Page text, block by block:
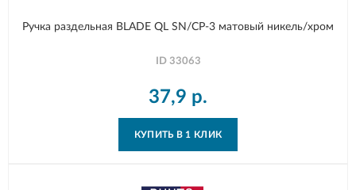
Ручка раздельная BLADE QL SN/CP-3 матовый никель/хром
ID 33063
37,9 р.
КУПИТЬ В 1 КЛИК